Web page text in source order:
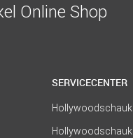
Online Shop
SERVICECENTER